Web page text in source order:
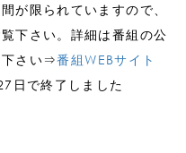
が限られていますので、
下さい。詳細は番組の公
下さい⇒番組WEBサイト
日で終了しました